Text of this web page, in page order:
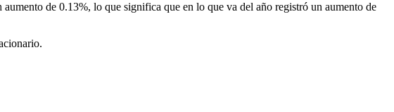
aumento de 0.13%, lo que significa que en lo que va del año registró un aumento de